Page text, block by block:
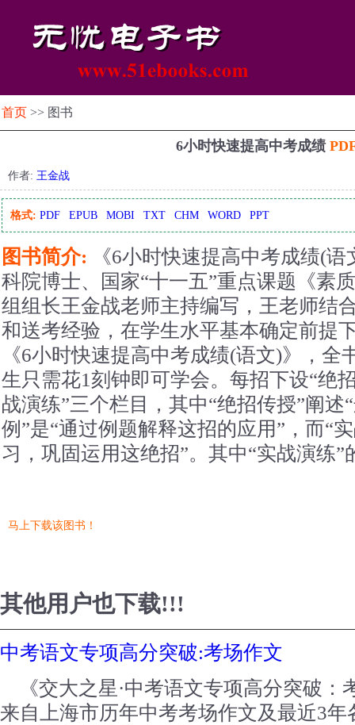
首页 >> 图书
6小时快速提高中考成绩
作者: 王金战
格式: PDF EPUB MOBI TXT CHM WORD PPT
图书简介: 《6小时快速提高中考成绩(
科院博士、国家“十一五”重点课题《素
组组长王金战老师主持编写，王老师结
和送考经验，在学生水平基本确定前提
《6小时快速提高中考成绩(语文)》，全
生只需花1刻钟即可学会。每招下设“绝
战演练”三个栏目，其中“绝招传授”阐述
例”是“通过例题解释这招的应用”，而“
习，巩固运用这绝招”。其中“实战演练
马上下载该图书！
其他用户也下载!!!
中考语文专项高分突破:考场作文
《交大之星·中考语文专项高分突破：
来自上海市历年中考考场作文及最近3